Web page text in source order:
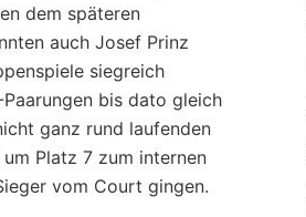
dem späteren
auch Josef Prinz
siegreich
bis dato gleich
ganz rund laufenden
Platz 7 zum internen
vom Court gingen.